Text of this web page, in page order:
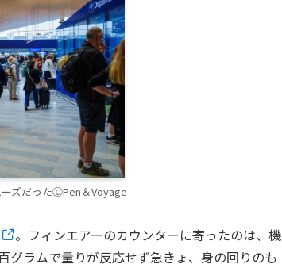
ズだったⒸPen＆Voyage
。フィンエアーのカウンターに寄ったのは、機
グラムで量りが反応せず急きょ、身の回りのも